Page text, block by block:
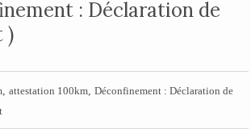
: Déclaration de
)
, attestation 100km, Déconfinement : Déclaration de